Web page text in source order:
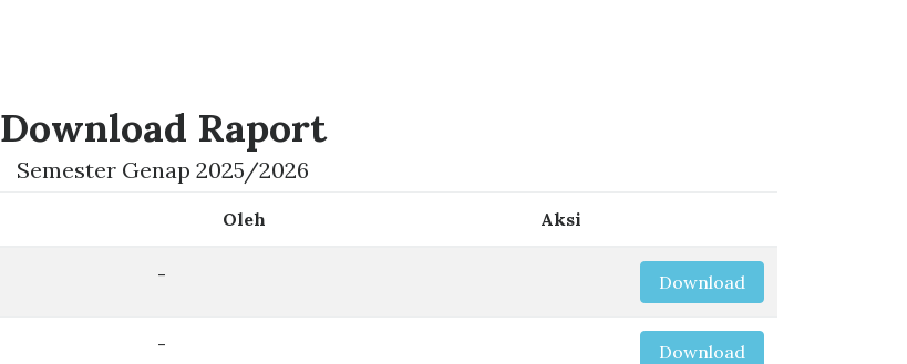
Download Raport
Semester Genap 2025/2026
Oleh Aksi
- Download
- Download